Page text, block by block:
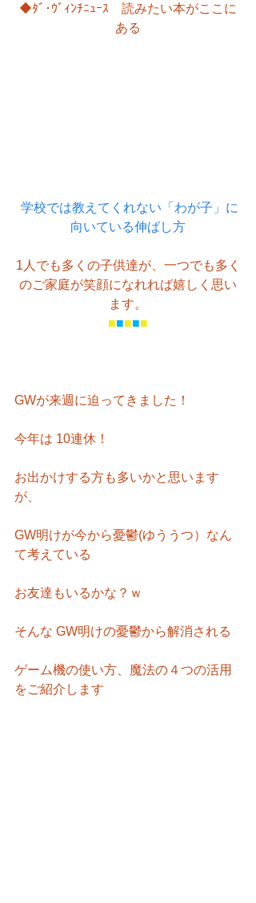
◆ﾀﾞ･ｳﾞｨﾝﾁﾆｭｰｽ　読みたい本がここに
ある
学校では教えてくれない「わが子」に
向いている伸ばし方
1人でも多くの子供達が、一つでも多く
のご家庭が笑顔になれれば嬉しく思い
ます。
■■■■■
GWが来週に迫ってきました！
今年は 10連休！
お出かけする方も多いかと思います
が、
GW明けが今から憂鬱(ゆううつ）なん
て考えている
お友達もいるかな？ｗ
そんな GW明けの憂鬱から解消される
ゲーム機の使い方、魔法の４つの活用
をご紹介します